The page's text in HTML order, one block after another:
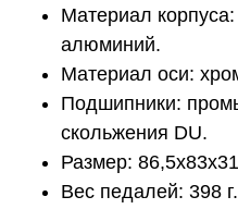
Материал
алюминий.
Материал оси:
Подшипники:
скольжения DU.
Размер:
Вес педалей: 398 г.